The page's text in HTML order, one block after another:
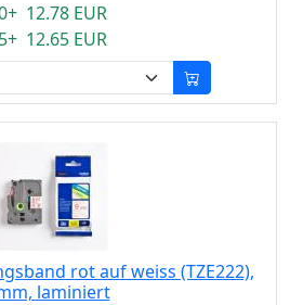
12.78 EUR
12.65 EUR
rot auf weiss (TZE222),
laminiert